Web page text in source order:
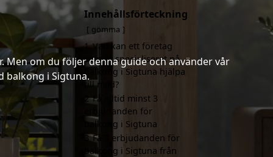
om du följer denna guide och använder vår
balkong i Sigtuna.
Innehållsförteckning
gömma
1 Vad kan ett företag
som är specialiserat på
balkong i Sigtuna hjälpa
till med?
2 Få alltid minst 3
erbjudanden för
balkong i Sigtuna
3 Få 3 erbjudanden för
balkong i Sigtuna från